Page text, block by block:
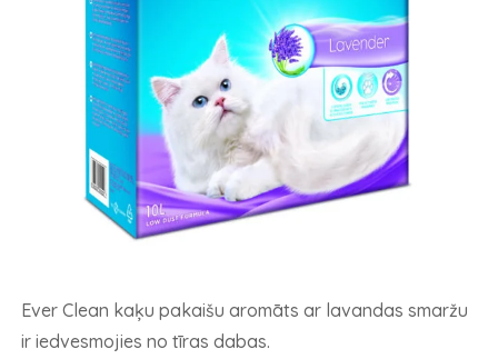
Ever Clean kaķu pakaišu aromāts ar lavandas smaržu
ir iedvesmojies no tīras dabas.